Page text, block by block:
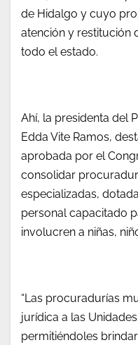
de Hidalgo y cuyo
atención y restitución
todo el estado.
Ahí, la presidenta del
Edda Vite Ramos,
aprobada por el
consolidar
especializadas,
personal capacitado
involucren a niñas,
“Las procuradurías
jurídica a las
permitiéndoles